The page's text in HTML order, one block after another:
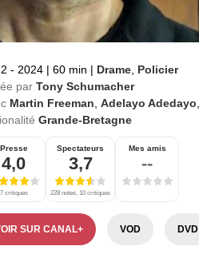
- 2024 | 60 min | Drame Policier
par Tony Schumacher
Martin Freeman Adelayo Adedayo
Grande-Bretagne
Presse
4,0
7 critiques
Spectateurs
3,7
228 notes, 10 critiques
Mes amis
--
SUR CANAL+ VOD DVD